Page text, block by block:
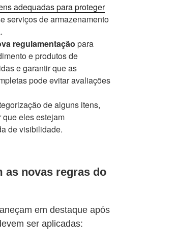
adequadas para proteger
serviços de armazenamento
regulamentação para
e produtos de
e garantir que as
pode evitar avaliações
de alguns itens,
que eles estejam
de visibilidade.
as novas regras do
em destaque após
ser aplicadas: